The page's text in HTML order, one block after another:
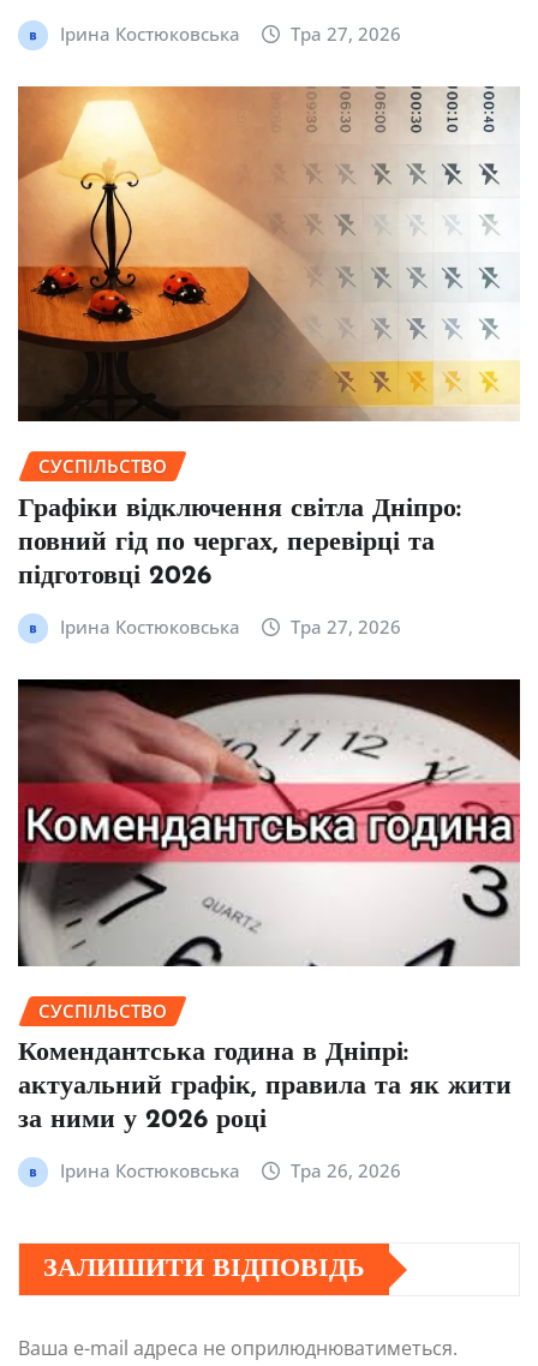
Ірина Костюковська Тра 27, 2026
СУСПІЛЬСТВО
Графіки відключення світла Дніпро:
повний гід по чергах, перевірці та
підготовці 2026
Ірина Костюковська Тра 27, 2026
СУСПІЛЬСТВО
Комендантська година в Дніпрі:
актуальний графік, правила та як жити
за ними у 2026 році
Ірина Костюковська Тра 26, 2026
ЗАЛИШИТИ ВІДПОВІДЬ
Ваша e-mail адреса не оприлюднюватиметься.